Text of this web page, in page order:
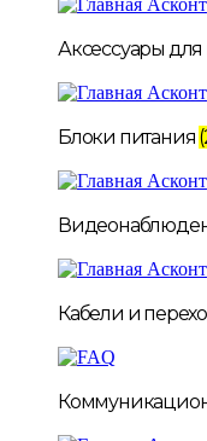
Аксессуары
Блоки питания
Кабели и